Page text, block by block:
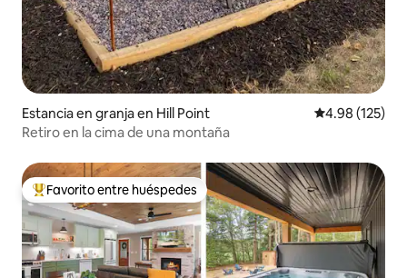
Estancia en granja en Hill Point Calificación
4.98 (125)
Retiro en la cima de una montaña
De los mejores en Favorito entre huéspedes
Favorito entre huéspedes